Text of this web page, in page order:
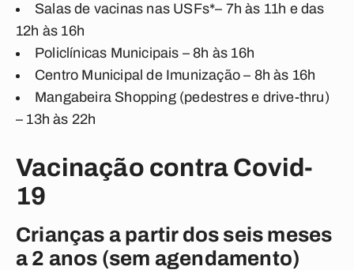
Salas de vacinas nas USFs*– 7h às 11h e das
12h às 16h
Policlínicas Municipais – 8h às 16h
Centro Municipal de Imunização – 8h às 16h
Mangabeira Shopping (pedestres e drive-thru)
– 13h às 22h
Vacinação contra Covid-
19
Crianças a partir dos seis meses
a 2 anos (sem agendamento)